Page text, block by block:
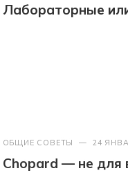
Лабораторные
ОБЩИЕ СОВЕТЫ — 24
Chopard — не для